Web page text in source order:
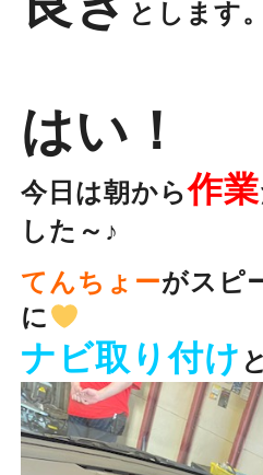
とします。
はい！
今日は朝から作業
した～♪
てんちょーがスピ
に
ナビ取り付け と